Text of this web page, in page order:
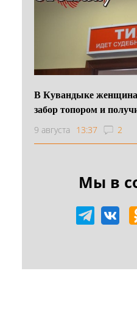
В Кувандыке женщина
забор топором и
9 августа 13:37 2
Мы в